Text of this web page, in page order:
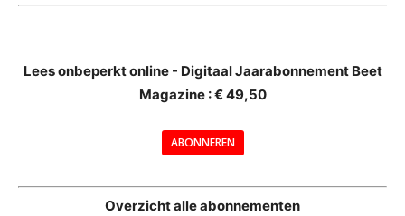
Lees onbeperkt online - Digitaal Jaarabonnement Beet
Magazine : € 49,50
ABONNEREN
Overzicht alle abonnementen